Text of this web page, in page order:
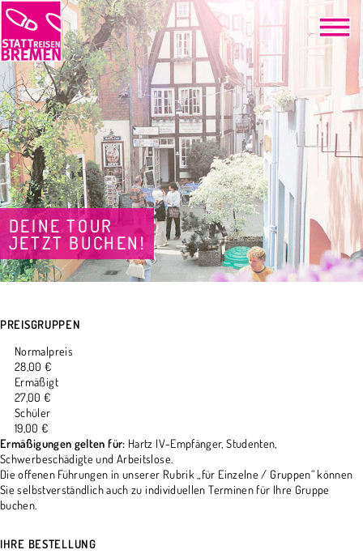
DEINE TOUR
JETZT BUCHEN!
PREISGRUPPEN
Normalpreis
28,00 €
Ermäßigt
27,00 €
Schüler
19,00 €
Ermäßigungen gelten für: Hartz IV-Empfänger, Studenten,
Schwerbeschädigte und Arbeitslose.
Die offenen Führungen in unserer Rubrik „für Einzelne / Gruppen“ können
Sie selbstverständlich auch zu individuellen Terminen für Ihre Gruppe
buchen.
IHRE BESTELLUNG